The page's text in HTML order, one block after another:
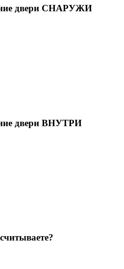
двери СНАРУЖИ
двери ВНУТРИ